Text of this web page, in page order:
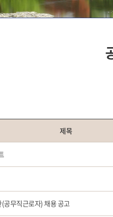
제목
공무직근로자) 채용 공고